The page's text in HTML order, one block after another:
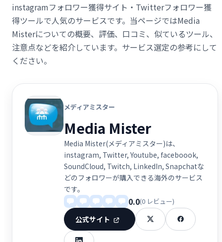
instagramフォロワー獲得サイト・Twitterフォロワー獲
得ツールで人気のサービスです。当ページではMedia
Misterについての概要、評価、口コミ、似ているツール、
注意点などを紹介しています。サービス選定の参考にして
ください。
メディアミスター
Media Mister
Media Mister(メディアミスター)は、
instagram, Twitter, Youtube, faceboook,
SoundCloud, Twitch, LinkedIn, Snapchatな
どのフォロワーが購入できる海外のサービス
です。
0.0(0 レビュー)
公式サイト